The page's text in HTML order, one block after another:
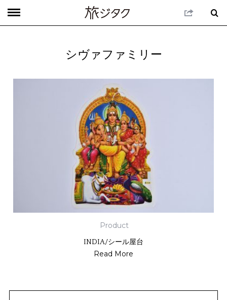
シヴァファミリー
Product
INDIA/シール屋台
Read More